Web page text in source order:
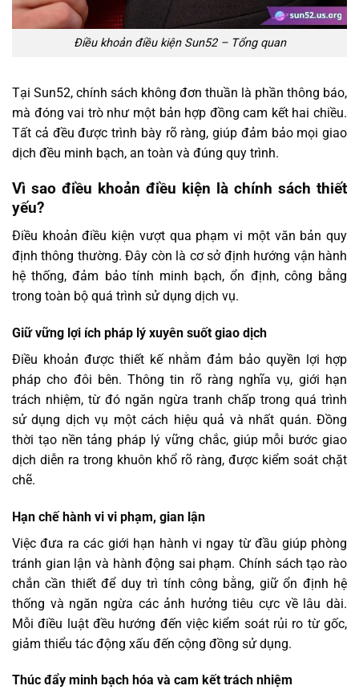
Điều khoản điều kiện Sun52 – Tổng quan
Tại Sun52, chính sách không đơn thuần là phần thông báo,
mà đóng vai trò như một bản hợp đồng cam kết hai chiều.
Tất cả đều được trình bày rõ ràng, giúp đảm bảo mọi giao
dịch đều minh bạch, an toàn và đúng quy trình.
Vì sao điều khoản điều kiện là chính sách thiết
yếu?
Điều khoản điều kiện vượt qua phạm vi một văn bản quy
định thông thường. Đây còn là cơ sở định hướng vận hành
hệ thống, đảm bảo tính minh bạch, ổn định, công bằng
trong toàn bộ quá trình sử dụng dịch vụ.
Giữ vững lợi ích pháp lý xuyên suốt giao dịch
Điều khoản được thiết kế nhằm đảm bảo quyền lợi hợp
pháp cho đôi bên. Thông tin rõ ràng nghĩa vụ, giới hạn
trách nhiệm, từ đó ngăn ngừa tranh chấp trong quá trình
sử dụng dịch vụ một cách hiệu quả và nhất quán. Đồng
thời tạo nền tảng pháp lý vững chắc, giúp mỗi bước giao
dịch diễn ra trong khuôn khổ rõ ràng, được kiểm soát chặt
chẽ.
Hạn chế hành vi vi phạm, gian lận
Việc đưa ra các giới hạn hành vi ngay từ đầu giúp phòng
tránh gian lận và hành động sai phạm. Chính sách tạo rào
chắn cần thiết để duy trì tính công bằng, giữ ổn định hệ
thống và ngăn ngừa các ảnh hưởng tiêu cực về lâu dài.
Mỗi điều luật đều hướng đến việc kiểm soát rủi ro từ gốc,
giảm thiểu tác động xấu đến cộng đồng sử dụng.
Thúc đẩy minh bạch hóa và cam kết trách nhiệm